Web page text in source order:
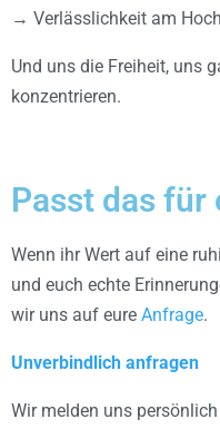
→ Verlässlichkeit am
Und uns die Freiheit, uns
konzentrieren.
Passt das für
Wenn ihr Wert auf eine
und euch echte
wir uns auf eure Anfrage.
Unverbindlich anfragen
Wir melden uns